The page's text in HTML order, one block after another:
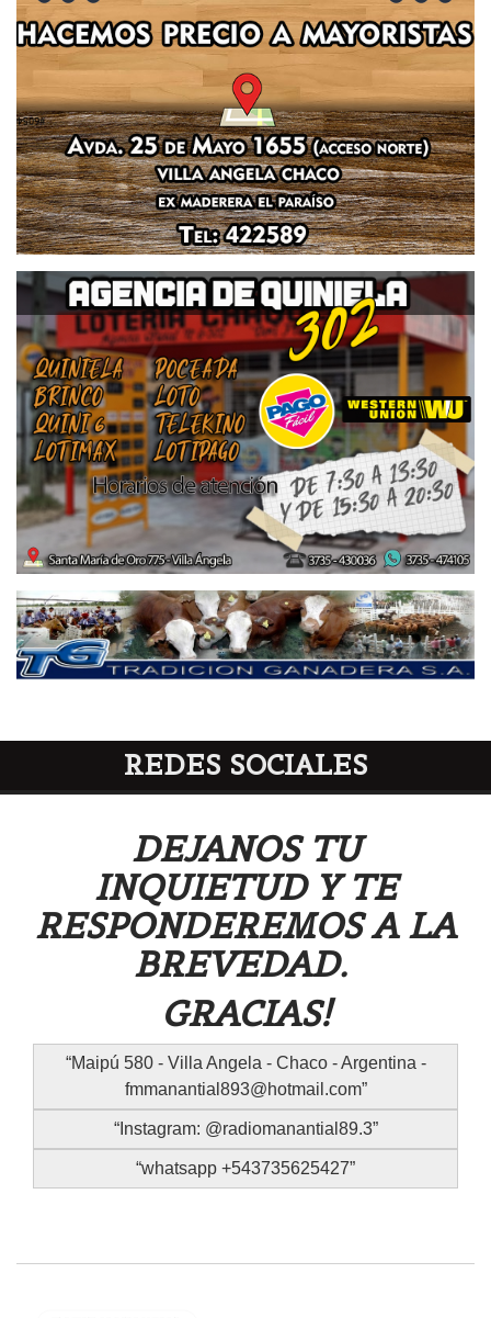
REDES SOCIALES
DEJANOS TU
INQUIETUD Y TE
RESPONDEREMOS A LA
BREVEDAD.
GRACIAS!
Maipú 580 - Villa Angela - Chaco - Argentina -
fmmanantial893@hotmail.com
Instagram: @radiomanantial89.3
whatsapp +543735625427